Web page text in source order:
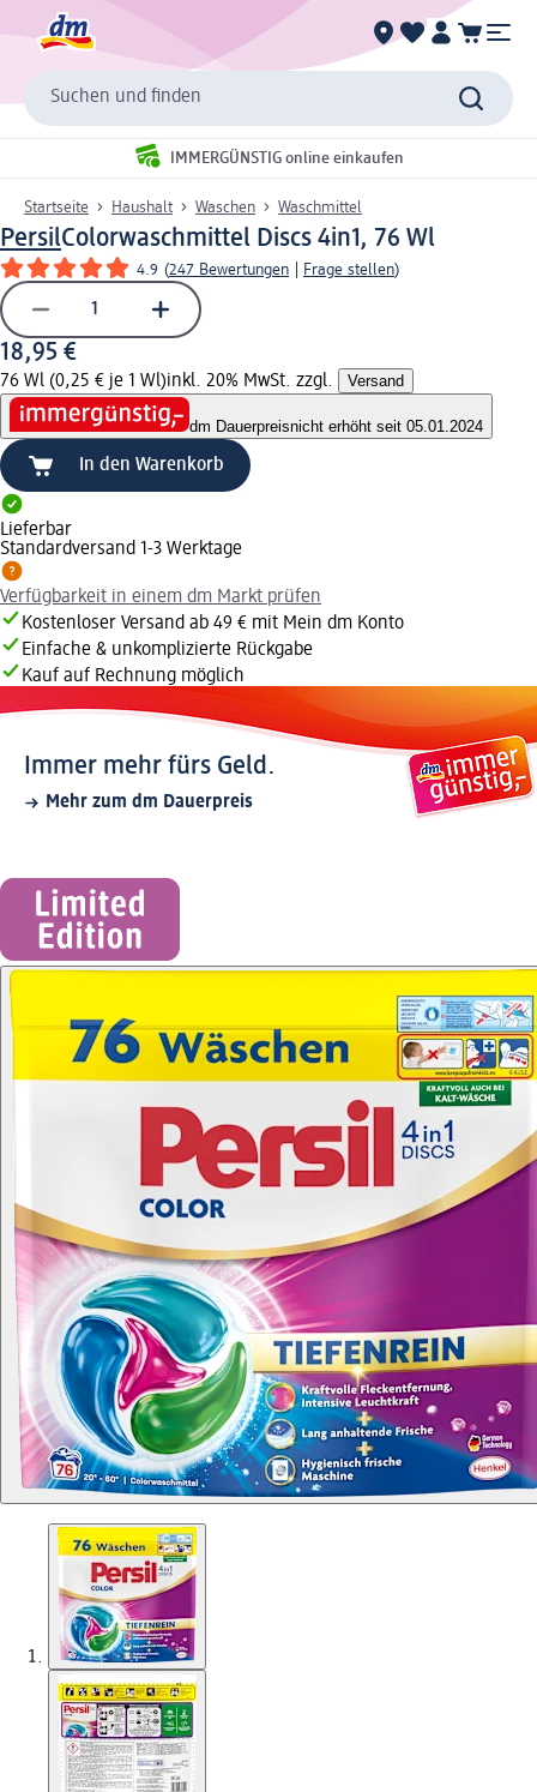
Suchen und finden
IMMERGÜNSTIG online einkaufen
Startseite Haushalt Waschen Waschmittel
PersilColorwaschmittel Discs 4in1, 76 Wl
4.9 (247 Bewertungen Frage stellen)
18,95 €
76 Wl (0,25 € je 1 Wl)inkl. 20% MwSt. zzgl. Versand
dm Dauerpreisnicht erhöht seit 05.01.2024
In den Warenkorb
Lieferbar
Standardversand 1-3 Werktage
Verfügbarkeit in einem dm Markt prüfen
Kostenloser Versand ab 49 € mit Mein dm Konto
Einfache & unkomplizierte Rückgabe
Kauf auf Rechnung möglich
Immer mehr fürs Geld.
Mehr zum dm Dauerpreis